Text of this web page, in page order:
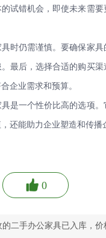
试错机会，即使未来需要
时仍需谨慎。要确保家具
最后，选择合适的购买渠
企业需求和预算。
是一个性价比高的选项。
还能助力企业塑造和传播
0
二手办公家具已入库，价